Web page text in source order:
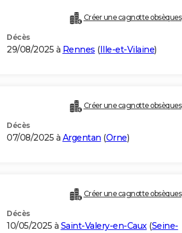
Créer une cagnotte obsèques
Décès
29/08/2025 à Rennes (Ille-et-Vilaine)
Créer une cagnotte obsèques
Décès
07/08/2025 à Argentan (Orne)
Créer une cagnotte obsèques
Décès
10/05/2025 à Saint-Valery-en-Caux(Seine-